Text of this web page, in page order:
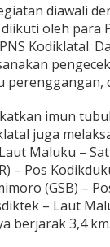
d
diawali
oleh para
Kodiklatal.
perenggangan,
imun
juga
Maluku –
– Pos
(GSB) –
– Laut
berjarak 3,4 km.